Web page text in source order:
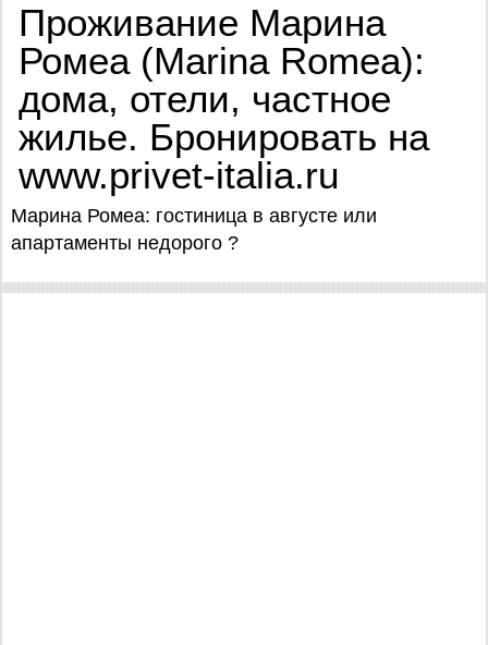
Проживание Марина
Ромеа (Marina Romea):
дома, отели, частное
жилье. Бронировать на
www.privet-italia.ru
Марина Ромеа: гостиница в августе или
апартаменты недорого ?